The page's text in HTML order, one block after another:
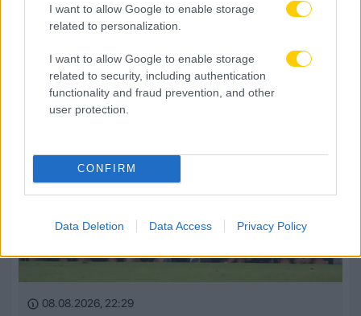
I want to allow Google to enable storage
related to personalization.
I want to allow Google to enable storage
related to security, including authentication
functionality and fraud prevention, and other
user protection.
CONFIRM
Data Deletion Data Access Privacy Policy
Μόρας: «Εύχομαι τα καλύτερα στην ΑΕΚ, χτίζουμε
μια ολοκαίνουργια ομάδα από την αρχή»
08.08.2026, 22:29